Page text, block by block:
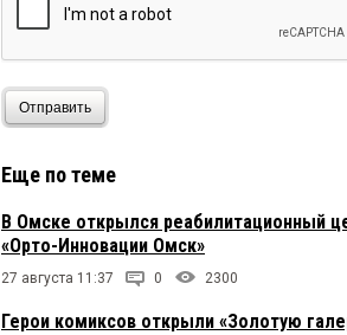
Отправить
Еще по теме
В Омске открылся реабилитационный
«Орто-Инновации Омск»
27 августа 11:37 0 2300
Герои комиксов открыли «Золотую